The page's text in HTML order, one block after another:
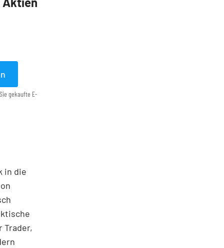
gekaufte E-
in die
Trader,